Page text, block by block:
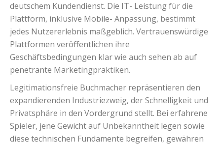
deutschem Kundendienst. Die IT- Leistung für die
Plattform, inklusive Mobile- Anpassung, bestimmt
jedes Nutzererlebnis maßgeblich. Vertrauenswürdige
Plattformen veröffentlichen ihre
Geschäftsbedingungen klar wie auch sehen ab auf
penetrante Marketingpraktiken.
Legitimationsfreie Buchmacher repräsentieren den
expandierenden Industriezweig, der Schnelligkeit und
Privatsphäre in den Vordergrund stellt. Bei erfahrene
Spieler, jene Gewicht auf Unbekanntheit legen sowie
diese technischen Fundamente begreifen, gewähren